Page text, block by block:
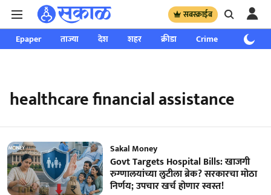
सबस्क्राईब
Epaper ताज्या देश शहर क्रीडा Crime साप्ताहिक
healthcare financial assistance
Sakal Money
Govt Targets Hospital Bills: खाजगी
रुग्णालयांच्या लुटीला ब्रेक? सरकारचा मोठा
निर्णय; उपचार खर्च होणार स्वस्त!